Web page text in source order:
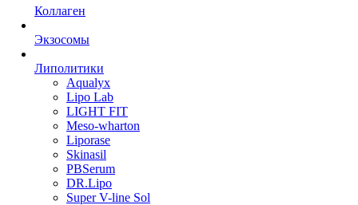
Коллаген
Экзосомы
Липолитики
Aqualyx
Lipo Lab
LIGHT FIT
Meso-wharton
Liporase
Skinasil
PBSerum
DR.Lipo
Super V-line Sol